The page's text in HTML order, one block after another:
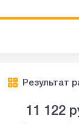
Результат
11 122